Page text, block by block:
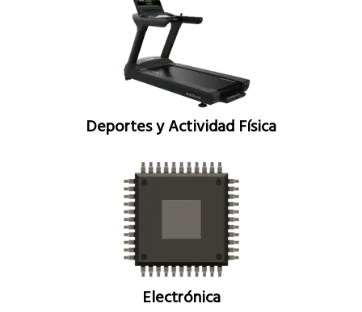
Deportes y Actividad Física
Electrónica